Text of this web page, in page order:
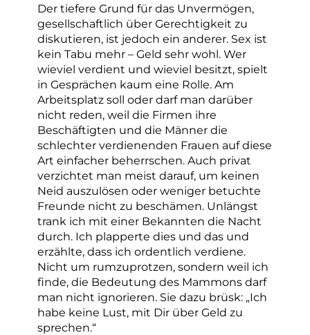
Der tiefere Grund für das Unvermögen,
gesellschaftlich über Gerechtigkeit zu
diskutieren, ist jedoch ein anderer. Sex ist
kein Tabu mehr – Geld sehr wohl. Wer
wieviel verdient und wieviel besitzt, spielt
in Gesprächen kaum eine Rolle. Am
Arbeitsplatz soll oder darf man darüber
nicht reden, weil die Firmen ihre
Beschäftigten und die Männer die
schlechter verdienenden Frauen auf diese
Art einfacher beherrschen. Auch privat
verzichtet man meist darauf, um keinen
Neid auszulösen oder weniger betuchte
Freunde nicht zu beschämen. Unlängst
trank ich mit einer Bekannten die Nacht
durch. Ich plapperte dies und das und
erzählte, dass ich ordentlich verdiene.
Nicht um rumzuprotzen, sondern weil ich
finde, die Bedeutung des Mammons darf
man nicht ignorieren. Sie dazu brüsk: „Ich
habe keine Lust, mit Dir über Geld zu
sprechen.“